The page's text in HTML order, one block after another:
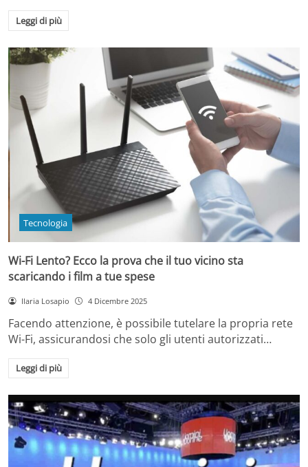
Leggi di più
Tecnologia
Wi-Fi Lento? Ecco la prova che il tuo vicino sta
scaricando i film a tue spese
Ilaria Losapio 4 Dicembre 2025
Facendo attenzione, è possibile tutelare la propria rete
Wi-Fi, assicurandosi che solo gli utenti autorizzati…
Leggi di più